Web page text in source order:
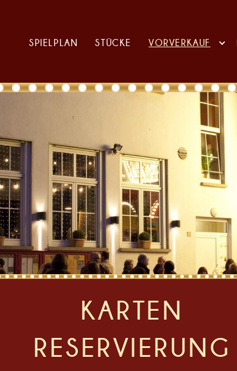
SPIELPLAN STÜCKE VORVERKAUF
KARTEN
RESERVIERUNG